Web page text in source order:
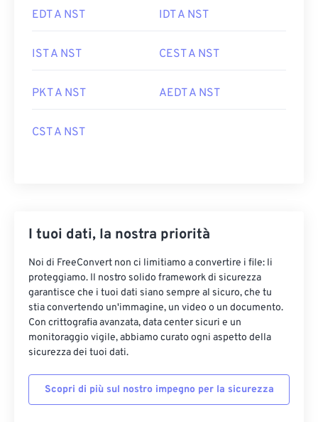
EDT A NST IDT A NST
IST A NST CEST A NST
PKT A NST AEDT A NST
CST A NST
I tuoi dati, la nostra priorità
Noi di FreeConvert non ci limitiamo a convertire i file: li
proteggiamo. Il nostro solido framework di sicurezza
garantisce che i tuoi dati siano sempre al sicuro, che tu
stia convertendo un'immagine, un video o un documento.
Con crittografia avanzata, data center sicuri e un
monitoraggio vigile, abbiamo curato ogni aspetto della
sicurezza dei tuoi dati.
Scopri di più sul nostro impegno per la sicurezza